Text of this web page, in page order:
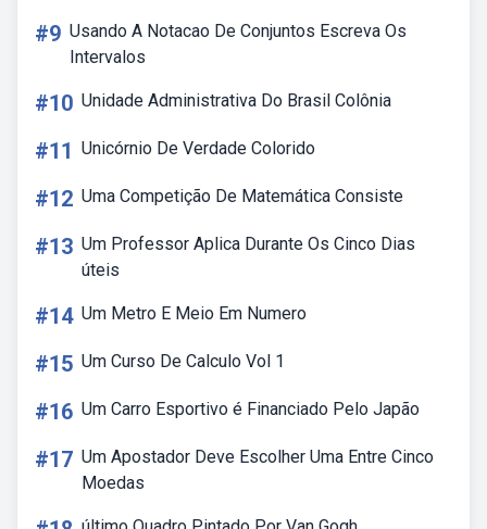
#9 Usando A Notacao De Conjuntos Escreva Os
Intervalos
#10 Unidade Administrativa Do Brasil Colônia
#11 Unicórnio De Verdade Colorido
#12 Uma Competição De Matemática Consiste
#13 Um Professor Aplica Durante Os Cinco Dias
úteis
#14 Um Metro E Meio Em Numero
#15 Um Curso De Calculo Vol 1
#16 Um Carro Esportivo é Financiado Pelo Japão
#17 Um Apostador Deve Escolher Uma Entre Cinco
Moedas